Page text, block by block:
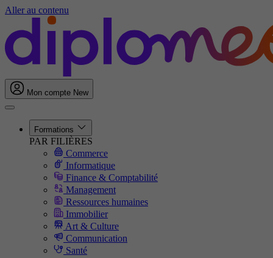
Aller au contenu
Mon compte New
Formations
PAR FILIÈRES
Commerce
Informatique
Finance & Comptabilité
Management
Ressources humaines
Immobilier
Art & Culture
Communication
Santé